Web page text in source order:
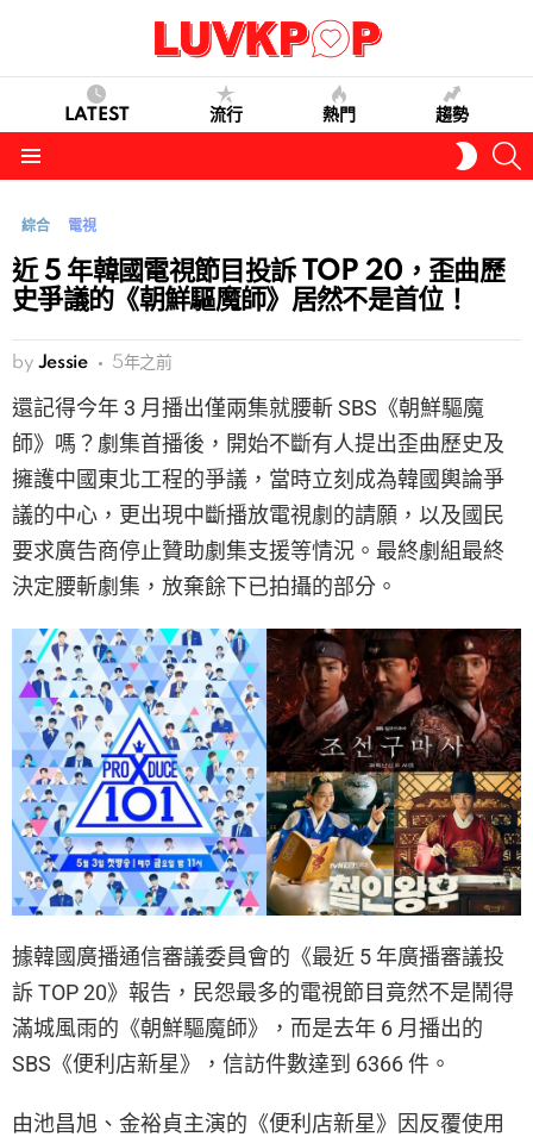
LATEST 流行 熱門 趨勢
SKIN
綜合 電視
近 5 年韓國電視節目投訴 TOP 20，歪曲歷
史爭議的《朝鮮驅魔師》居然不是首位！
by Jessie 5年之前
還記得今年 3 月播出僅兩集就腰斬 SBS《朝鮮驅魔
師》嗎？劇集首播後，開始不斷有人提出歪曲歷史及
擁護中國東北工程的爭議，當時立刻成為韓國輿論爭
議的中心，更出現中斷播放電視劇的請願，以及國民
要求廣告商停止贊助劇集支援等情況。最終劇組最終
決定腰斬劇集，放棄餘下已拍攝的部分。
據韓國廣播通信審議委員會的《最近 5 年廣播審議投
訴 TOP 20》報告，民怨最多的電視節目竟然不是鬧得
滿城風雨的《朝鮮驅魔師》，而是去年 6 月播出的
SBS《便利店新星》，信訪件數達到 6366 件。
由池昌旭、金裕貞主演的《便利店新星》因反覆使用